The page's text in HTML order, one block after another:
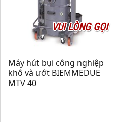
VUI LÒNG GỌI
Máy hút bụi công nghiệp
khô và ướt BIEMMEDUE
MTV 40